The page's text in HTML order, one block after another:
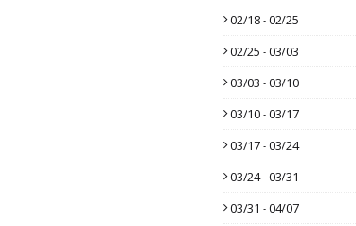
02/18 - 02/25
02/25 - 03/03
03/03 - 03/10
03/10 - 03/17
03/17 - 03/24
03/24 - 03/31
03/31 - 04/07